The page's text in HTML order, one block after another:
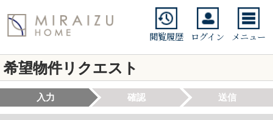
閲覧履歴 ログイン メニュー
希望物件リクエスト
入力 確認 送信